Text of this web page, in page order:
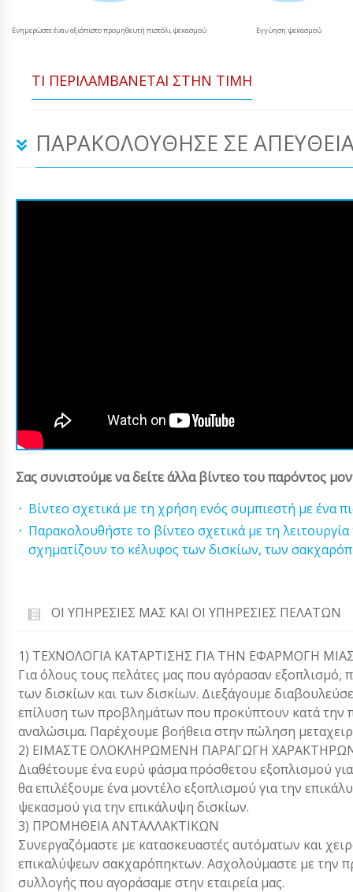
Ενημερώστε έναν αξιόπιστο προμηθευτή πιστόλι ψεκασμού Εγγύηση ψεκασμού
ΤΙ ΠΕΡΙΛΑΜΒΆΝΕΤΑΙ ΣΤΗΝ ΤΙΜΉ
ΠΑΡΑΚΟΛΟΎΘΗΣΕ ΣΕ
Σας συνιστούμε να δείτε άλλα βίντεο του παρόντος
Βίντεο σχετικά με τη χρήση ενός συμπιεστή με ένα
Παρακολουθήστε το βίντεο σχετικά με τη
σχηματίζουν το κέλυφος των δισκίων, των
ΟΙ ΥΠΗΡΕΣΊΕΣ ΜΑΣ ΚΑΙ ΟΙ ΥΠΗΡΕΣΊΕΣ ΠΕΛΑΤΏΝ
1) ΤΕΧΝΟΛΟΓΙΑ ΚΑΤΑΡΤΙΣΗΣ ΓΙΑ ΤΗΝ ΕΦΑΡΜΟΓΗ
Για όλους τους πελάτες μας που αγόρασαν εξοπλισμό,
των δισκίων και των δισκίων. Διεξάγουμε
επίλυση των προβλημάτων που προκύπτουν κατά την
αναλώσιμα. Παρέχουμε βοήθεια στην πώληση
2) ΕΙΜΑΣΤΕ ΟΛΟΚΛΗΡΩΜΕΝΗ ΠΑΡΑΓΩΓΗ
Διαθέτουμε ένα ευρύ φάσμα πρόσθετου εξοπλισμού
θα επιλέξουμε ένα μοντέλο εξοπλισμού για την
ψεκασμού για την επικάλυψη δισκίων.
3) ΠΡΟΜΗΘΕΙΑ ΑΝΤΑΛΛΑΚΤΙΚΩΝ
Συνεργαζόμαστε με κατασκευαστές αυτόματων και
επικαλύψεων σακχαρόπηκτων. Ασχολούμαστε με την
συλλογής που αγοράσαμε στην εταιρεία μας.